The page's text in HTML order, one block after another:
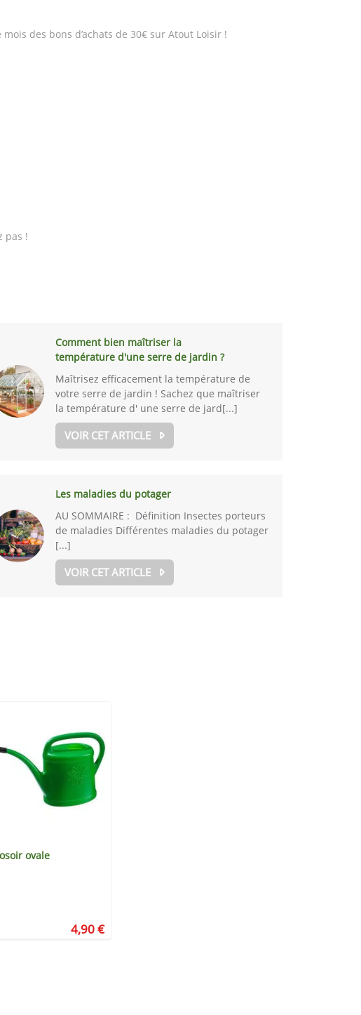
des bons d’achats de 30€ sur Atout Loisir !
pas !
Comment bien maîtriser la
température d'une serre de jardin ?
Maîtrisez efficacement la température de
votre serre de jardin ! Sachez que maîtriser
la température d' une serre de jard[...]
VOIR CET ARTICLE
Les maladies du potager
AU SOMMAIRE : Définition Insectes porteurs
de maladies Différentes maladies du potager
[...]
VOIR CET ARTICLE
ovale
4,90 €